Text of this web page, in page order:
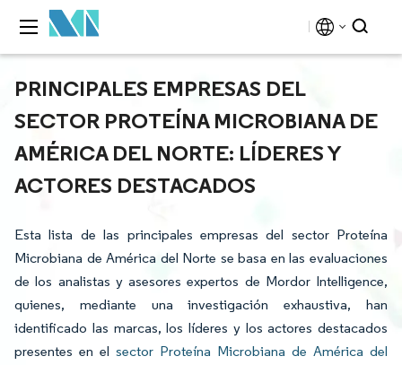
PRINCIPALES EMPRESAS DEL
SECTOR PROTEÍNA MICROBIANA DE
AMÉRICA DEL NORTE: LÍDERES Y
ACTORES DESTACADOS
Esta lista de las principales empresas del sector Proteína
Microbiana de América del Norte se basa en las evaluaciones
de los analistas y asesores expertos de Mordor Intelligence,
quienes, mediante una investigación exhaustiva, han
identificado las marcas, los líderes y los actores destacados
presentes en el sector Proteína Microbiana de América del